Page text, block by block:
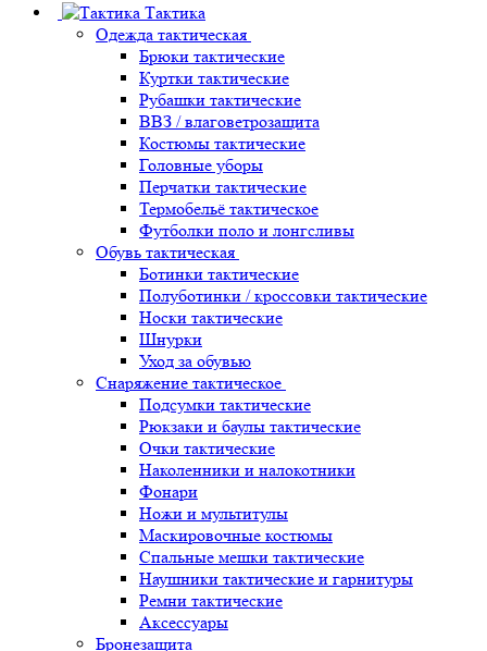
Тактика
Одежда тактическая
Брюки тактические
Куртки тактические
Рубашки тактические
ВВЗ / влаговетрозащита
Костюмы тактические
Головные уборы
Перчатки тактические
Термобельё тактическое
Футболки поло и лонгсливы
Обувь тактическая
Ботинки тактические
Полуботинки / кроссовки тактические
Носки тактические
Шнурки
Уход за обувью
Снаряжение тактическое
Подсумки тактические
Рюкзаки и баулы тактические
Очки тактические
Наколенники и налокотники
Фонари
Ножи и мультитулы
Маскировочные костюмы
Спальные мешки тактические
Наушники тактические и гарнитуры
Ремни тактические
Аксессуары
Бронезащита